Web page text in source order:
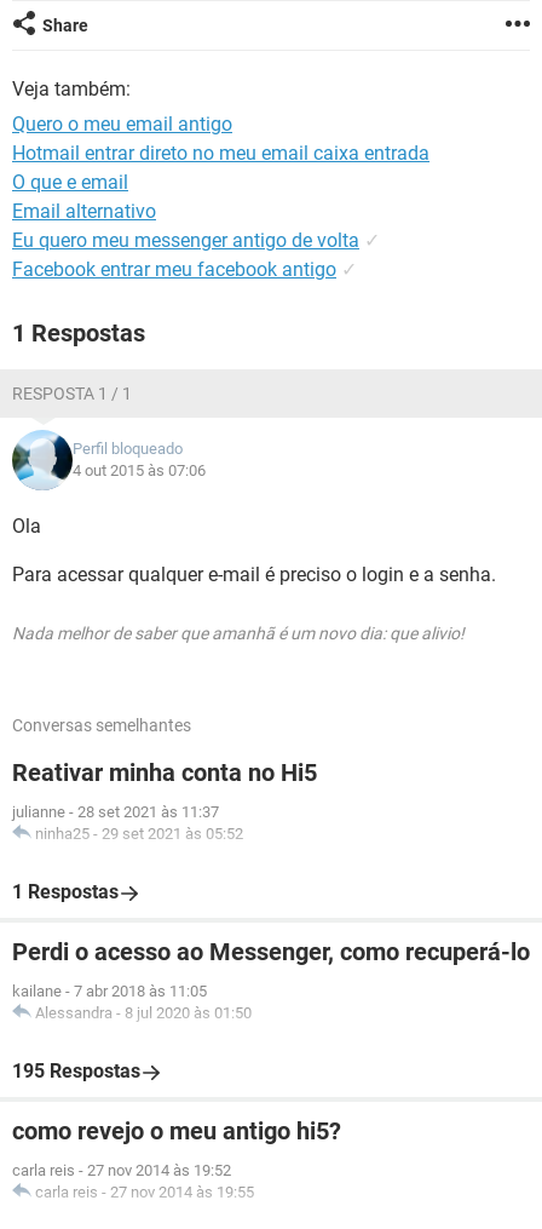
GUIA DE COMPRAS
Share
Veja também:
Quero o meu email antigo
Hotmail entrar direto no meu email caixa entrada
O que e email
Email alternativo
Eu quero meu messenger antigo de volta ✓
Facebook entrar meu facebook antigo ✓
1 Respostas
RESPOSTA 1 / 1
Perfil bloqueado
4 out 2015 às 07:06
Ola
Para acessar qualquer e-mail é preciso o login e a senha.
Nada melhor de saber que amanhã é um novo dia: que alivio!
Conversas semelhantes
Reativar minha conta no Hi5
julianne - 28 set 2021 às 11:37
ninha25 - 29 set 2021 às 05:52
1 Respostas
Perdi o acesso ao Messenger, como recuperá-lo
kailane - 7 abr 2018 às 11:05
Alessandra - 8 jul 2020 às 01:50
195 Respostas
como revejo o meu antigo hi5?
carla reis - 27 nov 2014 às 19:52
carla reis - 27 nov 2014 às 19:55